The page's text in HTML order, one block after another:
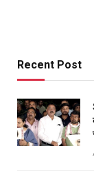
Recent Post